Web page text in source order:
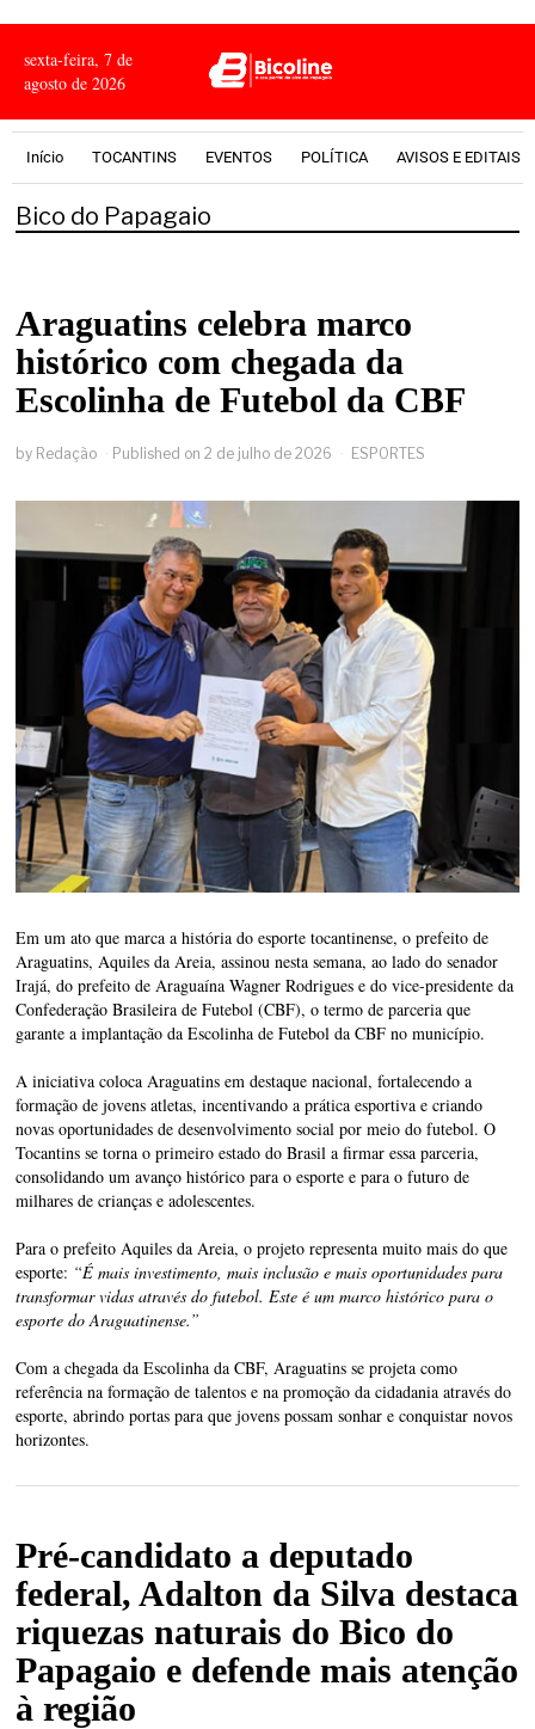
sexta-feira, 7 de
agosto de 2026
Início TOCANTINS EVENTOS POLÍTICA AVISOS E EDITAIS
Bico do Papagaio
Araguatins celebra marco
histórico com chegada da
Escolinha de Futebol da CBF
by Redação Published on 2 de julho de 2026 ESPORTES
Em um ato que marca a história do esporte tocantinense, o prefeito de
Araguatins, Aquiles da Areia, assinou nesta semana, ao lado do senador
Irajá, do prefeito de Araguaína Wagner Rodrigues e do vice-presidente da
Confederação Brasileira de Futebol (CBF), o termo de parceria que
garante a implantação da Escolinha de Futebol da CBF no município.
A iniciativa coloca Araguatins em destaque nacional, fortalecendo a
formação de jovens atletas, incentivando a prática esportiva e criando
novas oportunidades de desenvolvimento social por meio do futebol. O
Tocantins se torna o primeiro estado do Brasil a firmar essa parceria,
consolidando um avanço histórico para o esporte e para o futuro de
milhares de crianças e adolescentes.
Para o prefeito Aquiles da Areia, o projeto representa muito mais do que
esporte: “É mais investimento, mais inclusão e mais oportunidades para
transformar vidas através do futebol. Este é um marco histórico para o
esporte do Araguatinense.”
Com a chegada da Escolinha da CBF, Araguatins se projeta como
referência na formação de talentos e na promoção da cidadania através do
esporte, abrindo portas para que jovens possam sonhar e conquistar novos
horizontes.
Pré-candidato a deputado
federal, Adalton da Silva destaca
riquezas naturais do Bico do
Papagaio e defende mais atenção
à região